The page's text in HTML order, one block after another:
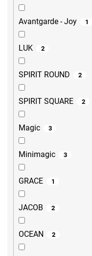
Avantgarde - Joy 1
LUK 2
SPIRIT ROUND 2
SPIRIT SQUARE 2
Magic 3
Minimagic 3
GRACE 1
JACOB 2
OCEAN 2